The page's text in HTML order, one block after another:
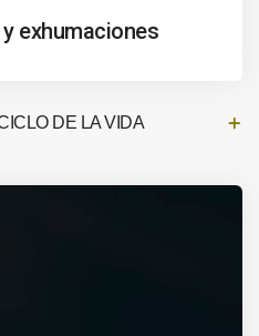
exhumaciones
DE LA VIDA